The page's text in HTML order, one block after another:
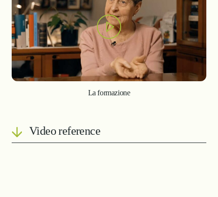
La formazione
Video reference